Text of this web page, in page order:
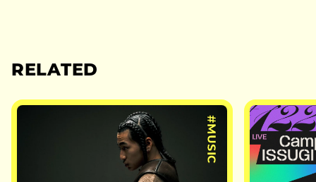
RELATED
#MUSIC